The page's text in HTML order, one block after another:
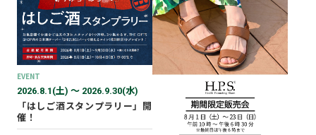
EVENT
2026.8.1(土) 〜 2026.9.30(水)
「はしご酒スタンプラリー」開
催！